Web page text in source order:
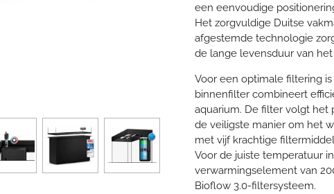
een eenvoudige
Het zorgvuldige Duitse
afgestemde technologie
de lange levensduur van het
Voor een optimale filtering
binnenfilter combineert
aquarium. De filter volgt het
de veiligste manier om het
met vijf krachtige
Voor de juiste temperatuur
verwarmingselement van
Bioflow 3.0-filtersysteem.